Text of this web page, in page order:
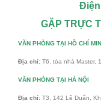
Điện
GẶP TRỰC
VĂN PHÒNG TẠI HỒ CHÍ
Địa chỉ: T6, tòa nhà Master,
VĂN PHÒNG TẠI HÀ NỘI
Địa chỉ: T3, 142 Lê Duẩn,